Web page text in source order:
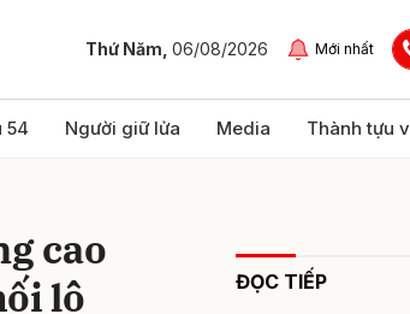
Thứ Năm, 06/08/2026 Mới nhất
54 Người giữ lửa Media Thành tựu
cao
lộ
ĐỌC TIẾP